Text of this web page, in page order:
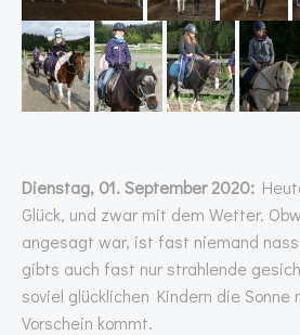
Dienstag, 01. September 2020:
Glück, und zwar mit dem Wetter.
angesagt war, ist fast niemand
gibts auch fast nur strahlende
soviel glücklichen Kindern die Sonne
Vorschein kommt.